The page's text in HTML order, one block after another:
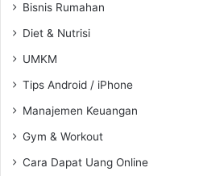
Bisnis Rumahan
Diet & Nutrisi
UMKM
Tips Android / iPhone
Manajemen Keuangan
Gym & Workout
Cara Dapat Uang Online